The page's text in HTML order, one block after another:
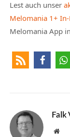
Lest auch unser
Melomania 1+
Melomania App
Falk